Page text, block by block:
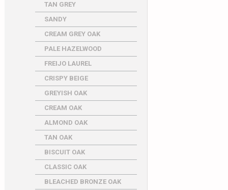
TAN GREY
SANDY
CREAM GREY OAK
PALE HAZELWOOD
FREIJO LAUREL
CRISPY BEIGE
GREYISH OAK
CREAM OAK
ALMOND OAK
TAN OAK
BISCUIT OAK
CLASSIC OAK
BLEACHED BRONZE OAK